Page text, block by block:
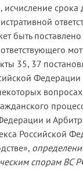
исчисление срока
быть поставлено
35, 37
и
Российской
спорам ВС